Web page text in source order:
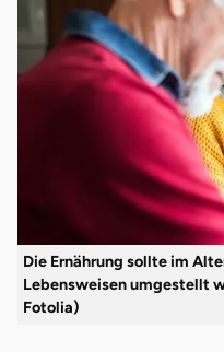
Die Ernährung sollte im
Lebensweisen umgestellt
Fotolia)